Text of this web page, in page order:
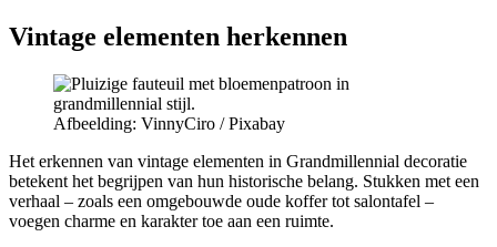
Vintage elementen herkennen
Afbeelding: VinnyCiro / Pixabay
Het erkennen van vintage elementen in Grandmillennial decoratie
betekent het begrijpen van hun historische belang. Stukken met een
verhaal – zoals een omgebouwde oude koffer tot salontafel –
voegen charme en karakter toe aan een ruimte.